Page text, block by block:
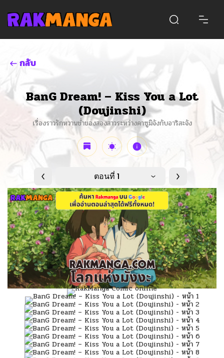
กลับ
BanG Dream! – Kiss You a Lot
(Doujinshi)
เรื่องราวรักหวานช่ำของสองสาวระหว่างคาซูมิจังกับอาริสะจัง
ตอนที่ 1